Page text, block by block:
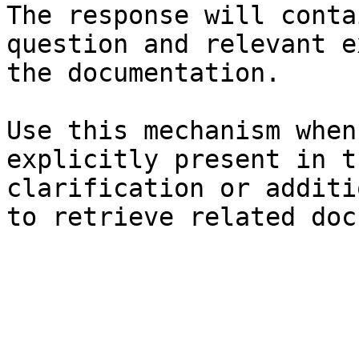
The response will
question and relevant
the documentation.
Use this mechanism
explicitly present in
clarification or